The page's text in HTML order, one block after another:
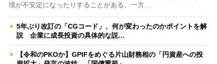
境が不安定になったりすることがある。一方…
5年ぶり改訂の「CGコード」、何が変わったのかポイントを解
説 企業に成長投資の具体的な説…
【令和のPKOか】GPIFをめぐる片山財務相の「円資産への投